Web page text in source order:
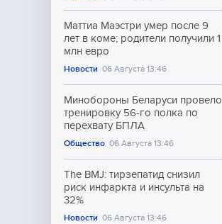
Маттиа Маэстри умер после 9
лет в коме; родители получили 1
млн евро
Новости 06 Августа 13:46
Минобороны Беларуси провело
тренировку 56-го полка по
перехвату БПЛА
Общество 06 Августа 13:46
The BMJ: тирзепатид снизил
риск инфаркта и инсульта на
32%
Новости 06 Августа 13:46